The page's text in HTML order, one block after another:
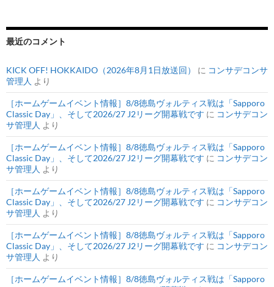
最近のコメント
KICK OFF! HOKKAIDO（2026年8月1日放送回） に コンサデコンサ
管理人 より
［ホームゲームイベント情報］8/8徳島ヴォルティス戦は「Sapporo
Classic Day」、そして2026/27 J2リーグ開幕戦です に コンサデコン
サ管理人 より
［ホームゲームイベント情報］8/8徳島ヴォルティス戦は「Sapporo
Classic Day」、そして2026/27 J2リーグ開幕戦です に コンサデコン
サ管理人 より
［ホームゲームイベント情報］8/8徳島ヴォルティス戦は「Sapporo
Classic Day」、そして2026/27 J2リーグ開幕戦です に コンサデコン
サ管理人 より
［ホームゲームイベント情報］8/8徳島ヴォルティス戦は「Sapporo
Classic Day」、そして2026/27 J2リーグ開幕戦です に コンサデコン
サ管理人 より
［ホームゲームイベント情報］8/8徳島ヴォルティス戦は「Sapporo